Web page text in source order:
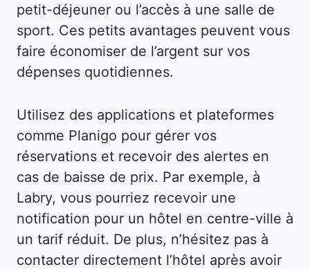
petit-déjeuner ou l’accès à une salle de
sport. Ces petits avantages peuvent vous
faire économiser de l’argent sur vos
dépenses quotidiennes.
Utilisez des applications et plateformes
comme Planigo pour gérer vos
réservations et recevoir des alertes en
cas de baisse de prix. Par exemple, à
Labry, vous pourriez recevoir une
notification pour un hôtel en centre-ville à
un tarif réduit. De plus, n’hésitez pas à
contacter directement l’hôtel après avoir